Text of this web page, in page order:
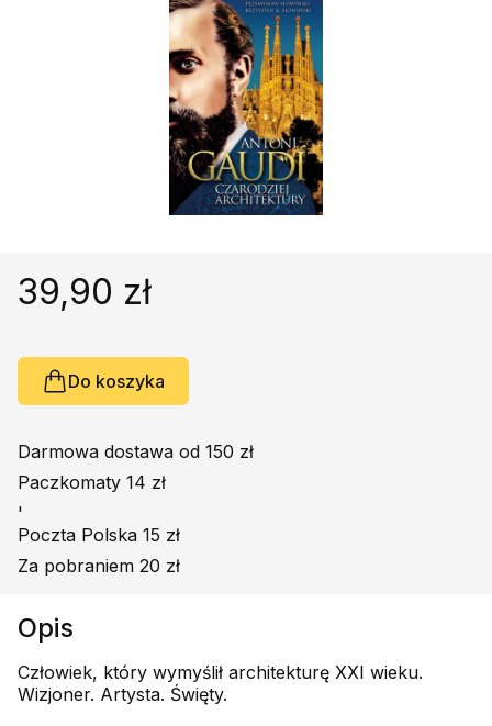
Książki obcojęzyczne
Poradniki, leksykony...
Promocja
39,90 zł
Do koszyka
Darmowa dostawa od 150 zł
Paczkomaty 14 zł
'
Poczta Polska 15 zł
Za pobraniem 20 zł
Opis
Człowiek, który wymyślił architekturę XXI wieku.
Wizjoner. Artysta. Święty.